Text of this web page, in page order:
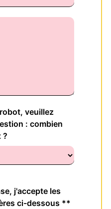
veuillez
: combien
?
j'accepte les
ci-dessous **